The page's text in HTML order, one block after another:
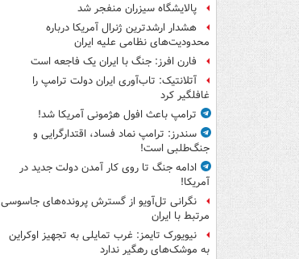
پالایشگاه سیزران منفجر شد
هشدار ارشدترین ژنرال آمریکا درباره
محدودیت‌های نظامی علیه ایران
فارن افرز: جنگ با ایران یک فاجعه است
آتلانتیک: تاب‌آوری ایران دولت ترامپ را
غافلگیر کرد
ترامپ باعث افول هژمونی آمریکا شد!
سندرز: ترامپ نماد فساد، اقتدارگرایی و
جنگ‌طلبی است!
ادامه جنگ تا روی کار آمدن دولت جدید در
آمریکا!
نگرانی تل‌آویو از گسترش پرونده‌های جاسوسی
مرتبط با ایران
نیویورک تایمز: غرب تمایلی به تجهیز اوکراین
به موشک‌های رهگیر ندارد